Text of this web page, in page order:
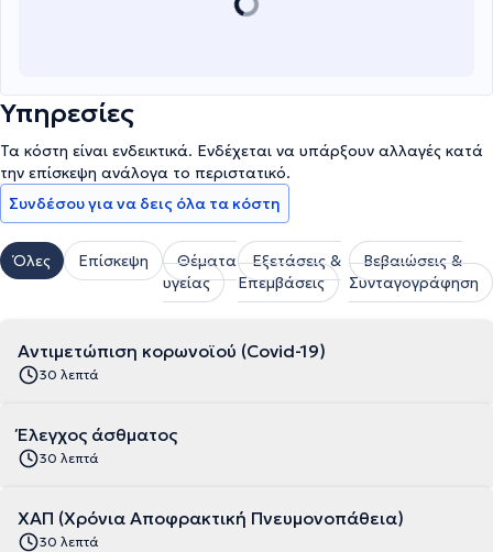
Υπηρεσίες
Τα κόστη είναι ενδεικτικά. Ενδέχεται να υπάρξουν αλλαγές κατά
την επίσκεψη ανάλογα το περιστατικό.
Συνδέσου για να δεις όλα τα κόστη
Όλες Επίσκεψη
Θέματα
υγείας
Εξετάσεις &
Επεμβάσεις
Βεβαιώσεις &
Συνταγογράφηση
Αντιμετώπιση κορωνοϊού (Covid-19)
30 λεπτά
Έλεγχος άσθματος
30 λεπτά
ΧΑΠ (Χρόνια Αποφρακτική Πνευμονοπάθεια)
30 λεπτά